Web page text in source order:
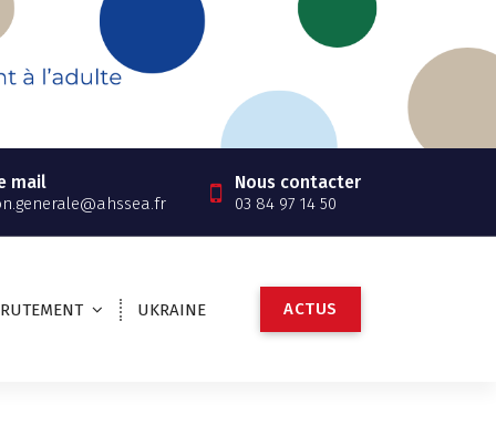
mail Nous contacter
03 84 97 14 50
UKRAINE ACTUS